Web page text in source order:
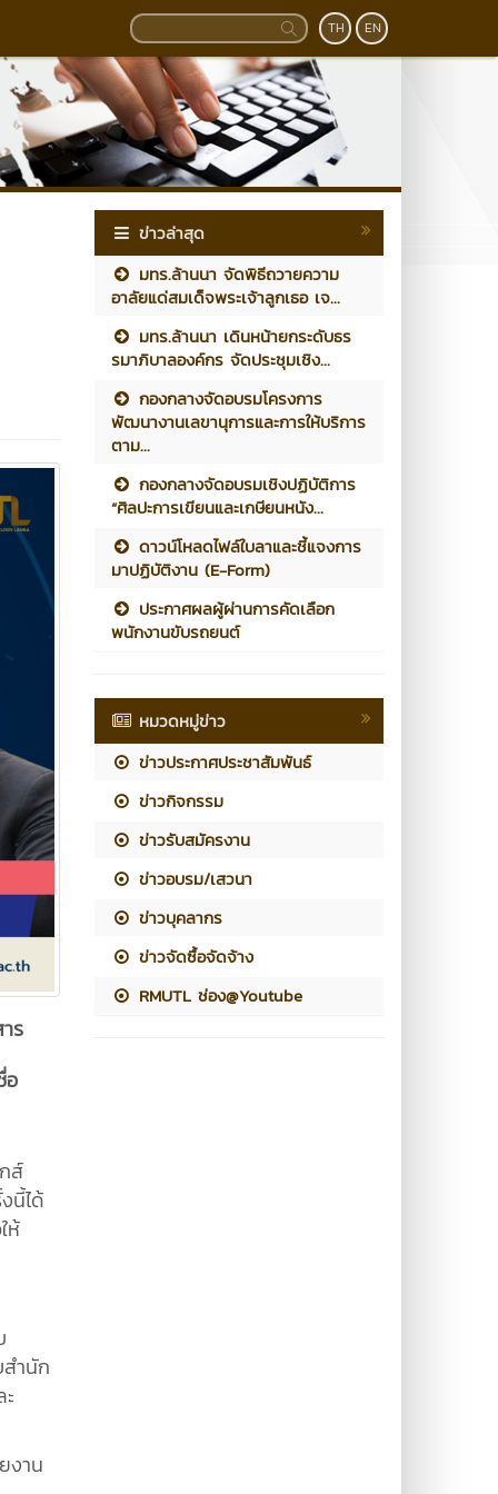
TH EN
ร
อ
ส์
นี้ได้
ห้
ำนัก
งาน
ข่าวล่าสุด
มทร.ล้านนา จัดพิธีถวายความ
อาลัยแด่สมเด็จพระเจ้าลูกเธอ เจ...
มทร.ล้านนา เดินหน้ายกระดับธร
รมาภิบาลองค์กร จัดประชุมเชิง...
กองกลางจัดอบรมโครงการ
พัฒนางานเลขานุการและการให้บริการ
ตาม...
กองกลางจัดอบรมเชิงปฏิบัติการ
“ศิลปะการเขียนและเกษียนหนัง...
ดาวน์โหลดไฟล์ใบลาและชี้แจงการ
มาปฏิบัติงาน (E-Form)
ประกาศผลผู้ผ่านการคัดเลือก
พนักงานขับรถยนต์
หมวดหมู่ข่าว
ข่าวประกาศประชาสัมพันธ์
ข่าวกิจกรรม
ข่าวรับสมัครงาน
ข่าวอบรม/เสวนา
ข่าวบุคลากร
ข่าวจัดซื้อจัดจ้าง
RMUTL ช่อง@Youtube